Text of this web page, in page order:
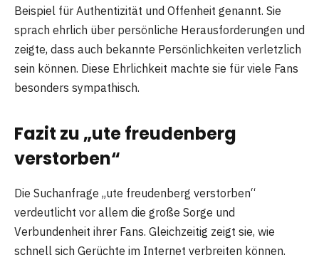
Beispiel für Authentizität und Offenheit genannt. Sie
sprach ehrlich über persönliche Herausforderungen und
zeigte, dass auch bekannte Persönlichkeiten verletzlich
sein können. Diese Ehrlichkeit machte sie für viele Fans
besonders sympathisch.
Fazit zu „ute freudenberg
verstorben“
Die Suchanfrage „ute freudenberg verstorben“
verdeutlicht vor allem die große Sorge und
Verbundenheit ihrer Fans. Gleichzeitig zeigt sie, wie
schnell sich Gerüchte im Internet verbreiten können.